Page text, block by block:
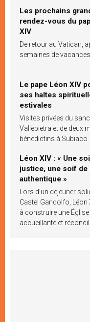
Les prochains
rendez-vous du
XIV
De retour au Vatican,
semaines de vacances
Le pape Léon XIV
ses haltes
estivales
Visites privées du
Vallepietra et de deux
bénédictins à Subiaco
Léon XIV : « Une
justice, une soif de
authentique »
Lors d’un déjeuner
Castel Gandolfo, Léon
à construire une Église
accueillante et